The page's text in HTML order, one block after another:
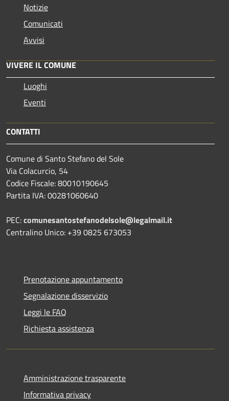
Notizie
Comunicati
Avvisi
VIVERE IL COMUNE
Luoghi
Eventi
CONTATTI
Comune di Santo Stefano del Sole
Via Colacurcio, 54
Codice Fiscale: 80010190645
Partita IVA: 00281060640
PEC:comunesantostefanodelsole@legalmail.it
Centralino Unico: +39 0825 673053
Prenotazione appuntamento
Segnalazione disservizio
Leggi le FAQ
Richiesta assistenza
Amministrazione trasparente
Informativa privacy